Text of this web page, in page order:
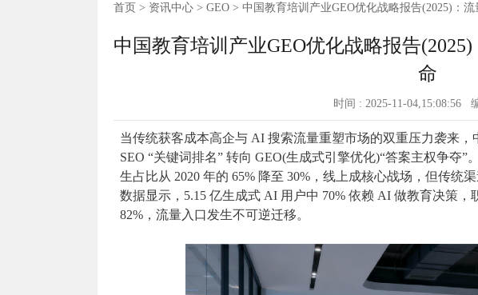
首页 > 资讯中心 > GEO > 中国教育培训产业GEO优化战略报告(2025)：
中国教育培训产业GEO优化战略报告
命
时间 : 2025-11-04,15:08:56
当传统获客成本高企与 AI 搜索流量重塑市场的双重压力袭来
SEO “关键词排名” 转向 GEO(生成式引擎优化)“答案主权争夺
生占比从 2020 年的 65% 降至 30%，线上成核心战场，但传统
数据显示，5.15 亿生成式 AI 用户中 70% 依赖 AI 做教育决策
82%，流量入口发生不可逆迁移。